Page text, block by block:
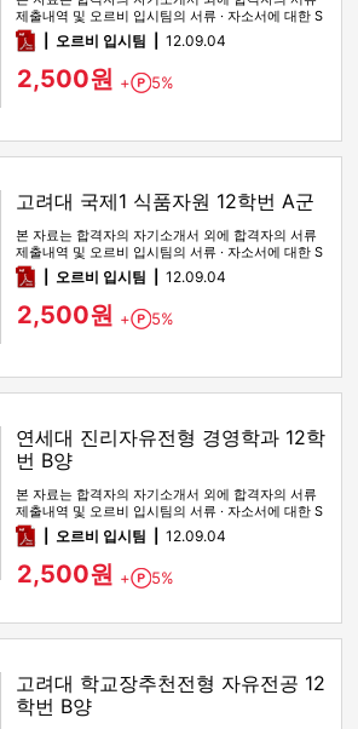
제출내역 및 오르비 입시팀의 서류 · 자소서에 대한 S
WOT 분석이 포함돼 …
pdf오르비 입시팀 12.09.04
2,500원 + Point
5%
고려대 국제1 식품자원 12학번 A군
본 자료는 합격자의 자기소개서 외에 합격자의 서류
제출내역 및 오르비 입시팀의 서류 · 자소서에 대한 S
WOT 분석이 포함돼 …
pdf오르비 입시팀 12.09.04
2,500원 + Point
5%
연세대 진리자유전형 경영학과 12학
번 B양
본 자료는 합격자의 자기소개서 외에 합격자의 서류
제출내역 및 오르비 입시팀의 서류 · 자소서에 대한 S
WOT 분석이 포함돼 …
pdf오르비 입시팀 12.09.04
2,500원 + Point
5%
고려대 학교장추천전형 자유전공 12
학번 B양